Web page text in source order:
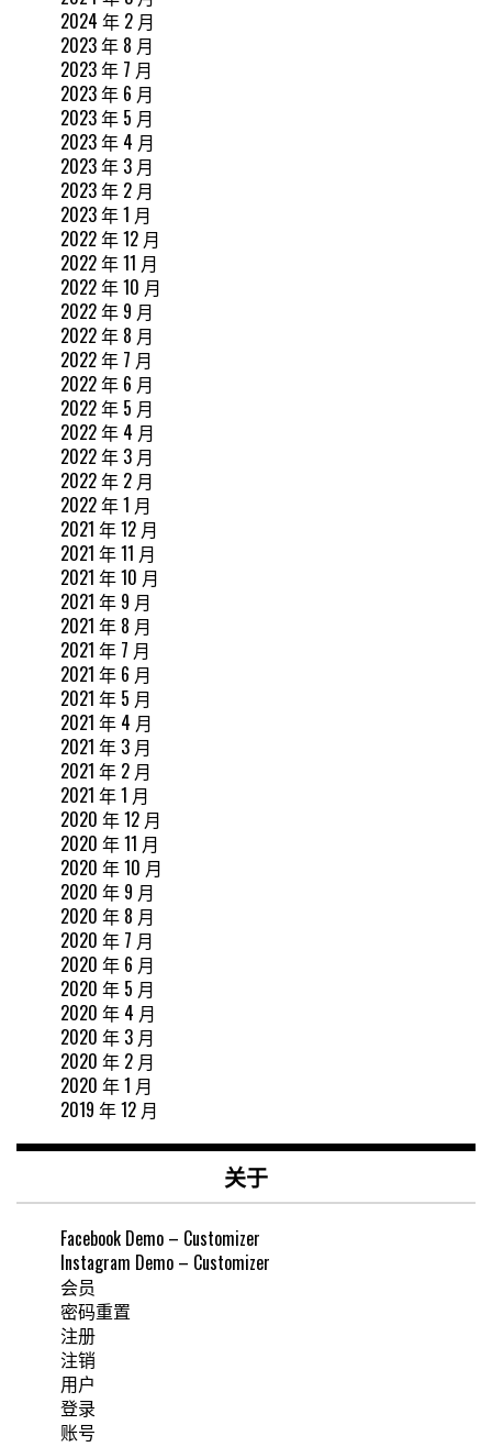
2024 年 2 月
2023 年 8 月
2023 年 7 月
2023 年 6 月
2023 年 5 月
2023 年 4 月
2023 年 3 月
2023 年 2 月
2023 年 1 月
2022 年 12 月
2022 年 11 月
2022 年 10 月
2022 年 9 月
2022 年 8 月
2022 年 7 月
2022 年 6 月
2022 年 5 月
2022 年 4 月
2022 年 3 月
2022 年 2 月
2022 年 1 月
2021 年 12 月
2021 年 11 月
2021 年 10 月
2021 年 9 月
2021 年 8 月
2021 年 7 月
2021 年 6 月
2021 年 5 月
2021 年 4 月
2021 年 3 月
2021 年 2 月
2021 年 1 月
2020 年 12 月
2020 年 11 月
2020 年 10 月
2020 年 9 月
2020 年 8 月
2020 年 7 月
2020 年 6 月
2020 年 5 月
2020 年 4 月
2020 年 3 月
2020 年 2 月
2020 年 1 月
2019 年 12 月
关于
Facebook Demo – Customizer
Instagram Demo – Customizer
会员
密码重置
注册
注销
用户
登录
账号